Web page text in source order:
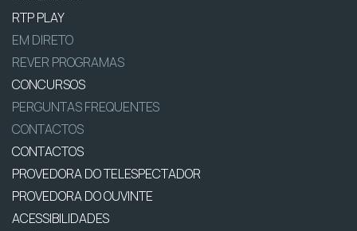
RTP PLAY
EM DIRETO
REVER PROGRAMAS
CONCURSOS
PERGUNTAS FREQUENTES
CONTACTOS
CONTACTOS
PROVEDORA DO TELESPECTADOR
PROVEDORA DO OUVINTE
ACESSIBILIDADES